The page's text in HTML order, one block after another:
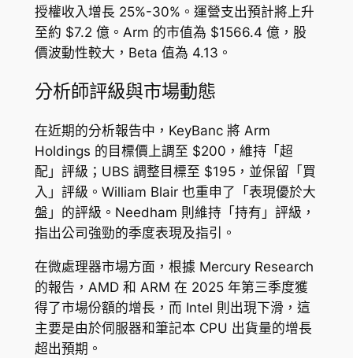
授權收入增長 25%-30%。運營支出預計將上升
至約 $7.2 億。Arm 的市值為 $1566.4 億，股
價波動性較大，Beta 值為 4.13。
分析師評級與市場動態
在近期的分析報告中，KeyBanc 將 Arm
Holdings 的目標價上調至 $200，維持「超
配」評級；UBS 調整目標至 $195，並保留「買
入」評級。William Blair 也重申了「表現優於大
盤」的評級。Needham 則維持「持有」評級，
指出公司強勁的季度表現及指引。
在微處理器市場方面，根據 Mercury Research
的報告，AMD 和 ARM 在 2025 年第三季度獲
得了市場份額的增長，而 Intel 則出現下滑，這
主要是由於伺服器和筆記本 CPU 出貨量的增長
超出預期。